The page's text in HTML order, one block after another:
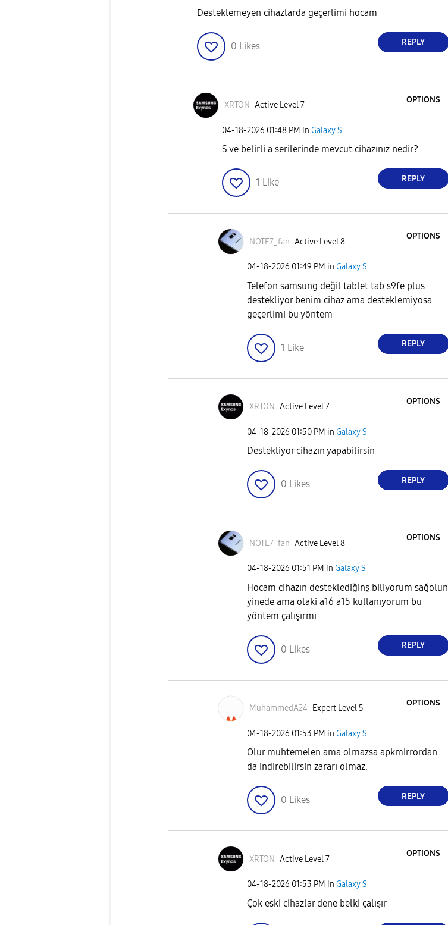
Desteklemeyen cihazlarda geçerlimi hocam
0 Likes REPLY
XRTON Active Level 7
OPTIONS
‎04-18-2026 01:48 PM in Galaxy S
S ve belirli a serilerinde mevcut cihazınız nedir?
1 Like REPLY
NOTE7_fan Active Level 8
OPTIONS
‎04-18-2026 01:49 PM in Galaxy S
Telefon samsung değil tablet tab s9fe plus
destekliyor benim cihaz ama desteklemiyosa
geçerlimi bu yöntem
1 Like REPLY
XRTON Active Level 7
OPTIONS
‎04-18-2026 01:50 PM in Galaxy S
Destekliyor cihazın yapabilirsin
0 Likes REPLY
NOTE7_fan Active Level 8
OPTIONS
‎04-18-2026 01:51 PM in Galaxy S
Hocam cihazın desteklediğinş biliyorum sağolun
yinede ama olaki a16 a15 kullanıyorum bu
yöntem çalışırmı
0 Likes REPLY
MuhammedA24 Expert Level 5
OPTIONS
‎04-18-2026 01:53 PM in Galaxy S
Olur muhtemelen ama olmazsa apkmirrordan
da indirebilirsin zararı olmaz.
0 Likes REPLY
XRTON Active Level 7
OPTIONS
‎04-18-2026 01:53 PM in Galaxy S
Çok eski cihazlar dene belki çalışır